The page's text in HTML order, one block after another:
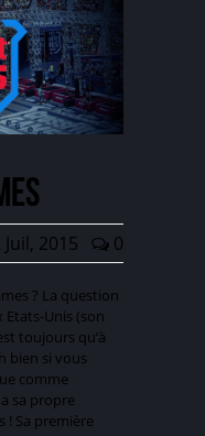
Juil, 2015 0
? La question
Unis (son
toujours qu’à
bien si vous
comme
sa propre
! Sa première